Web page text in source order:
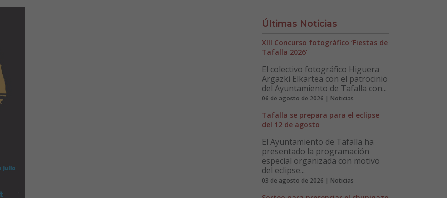
Últimas Noticias
XIII Concurso fotográfico ‘Fiestas de
Tafalla 2026’
El colectivo fotográfico Higuera
Argazki Elkartea con el patrocinio
del Ayuntamiento de Tafalla con...
06 de agosto de 2026 | Noticias
Tafalla se prepara para el eclipse
del 12 de agosto
El Ayuntamiento de Tafalla ha
presentado la programación
especial organizada con motivo
del eclipse...
03 de agosto de 2026 | Noticias